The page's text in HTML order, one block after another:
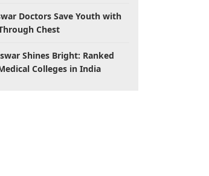
Doctors Save Youth with
Chest
Shines Bright: Ranked
Colleges in India